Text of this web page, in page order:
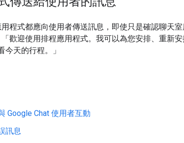
程式都應向使用者傳送訊息，即使只是確認聊天
歡迎使用排程應用程式。我可以為您安排、重新
今天的行程。」
Google Chat 使用者互動
訊息